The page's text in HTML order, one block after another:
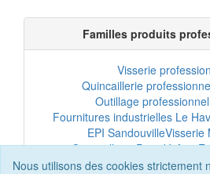
Nous utilisons des cookies strictement
Familles produits
Visserie
Quincaillerie
Outillage
Fournitures industrielles Le
EPI SandouvilleVisserie
Quincaillerie Port-Jérôme
EPI professionnel